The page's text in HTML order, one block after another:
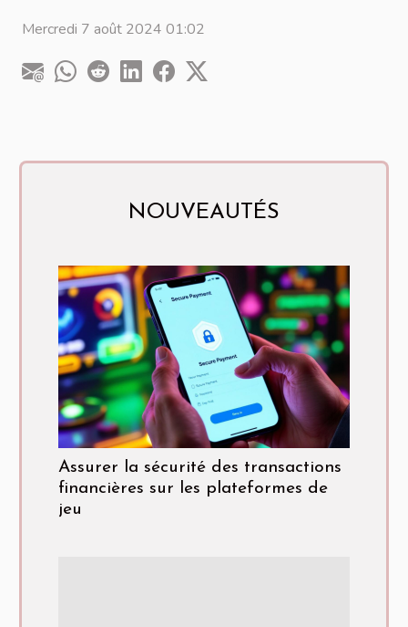
Mercredi 7 août 2024 01:02
NOUVEAUTÉS
Assurer la sécurité des transactions
financières sur les plateformes de
jeu